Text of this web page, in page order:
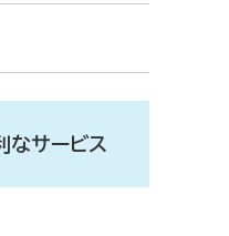
なサービス